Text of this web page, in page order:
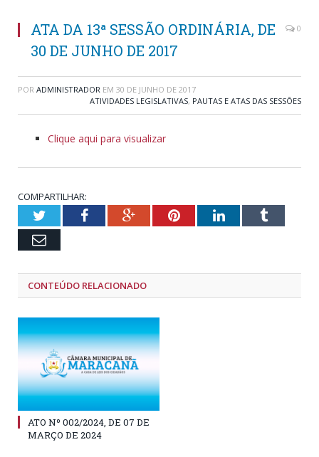
ATA DA 13ª SESSÃO ORDINÁRIA, DE
30 DE JUNHO DE 2017
0
POR ADMINISTRADOR EM 30 DE JUNHO DE 2017
ATIVIDADES LEGISLATIVAS, PAUTAS E ATAS DAS SESSÕES
Clique aqui para visualizar
COMPARTILHAR:
TwitterFacebookGoogle+PinterestLinkedInTumblr
Email
CONTEÚDO RELACIONADO
ATO Nº 002/2024, DE 07 DE
MARÇO DE 2024